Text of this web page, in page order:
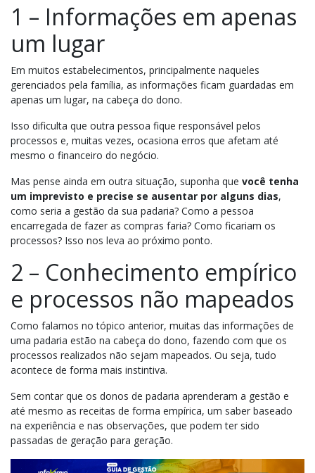
1 – Informações em apenas
um lugar
Em muitos estabelecimentos, principalmente naqueles
gerenciados pela família, as informações ficam guardadas em
apenas um lugar, na cabeça do dono.
Isso dificulta que outra pessoa fique responsável pelos
processos e, muitas vezes, ocasiona erros que afetam até
mesmo o financeiro do negócio.
Mas pense ainda em outra situação, suponha que você tenha
um imprevisto e precise se ausentar por alguns dias,
como seria a gestão da sua padaria? Como a pessoa
encarregada de fazer as compras faria? Como ficariam os
processos? Isso nos leva ao próximo ponto.
2 – Conhecimento empírico
e processos não mapeados
Como falamos no tópico anterior, muitas das informações de
uma padaria estão na cabeça do dono, fazendo com que os
processos realizados não sejam mapeados. Ou seja, tudo
acontece de forma mais instintiva.
Sem contar que os donos de padaria aprenderam a gestão e
até mesmo as receitas de forma empírica, um saber baseado
na experiência e nas observações, que podem ter sido
passadas de geração para geração.